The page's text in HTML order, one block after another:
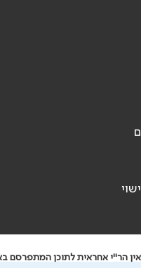
הר"י אחראית לתוכן המתפרסם